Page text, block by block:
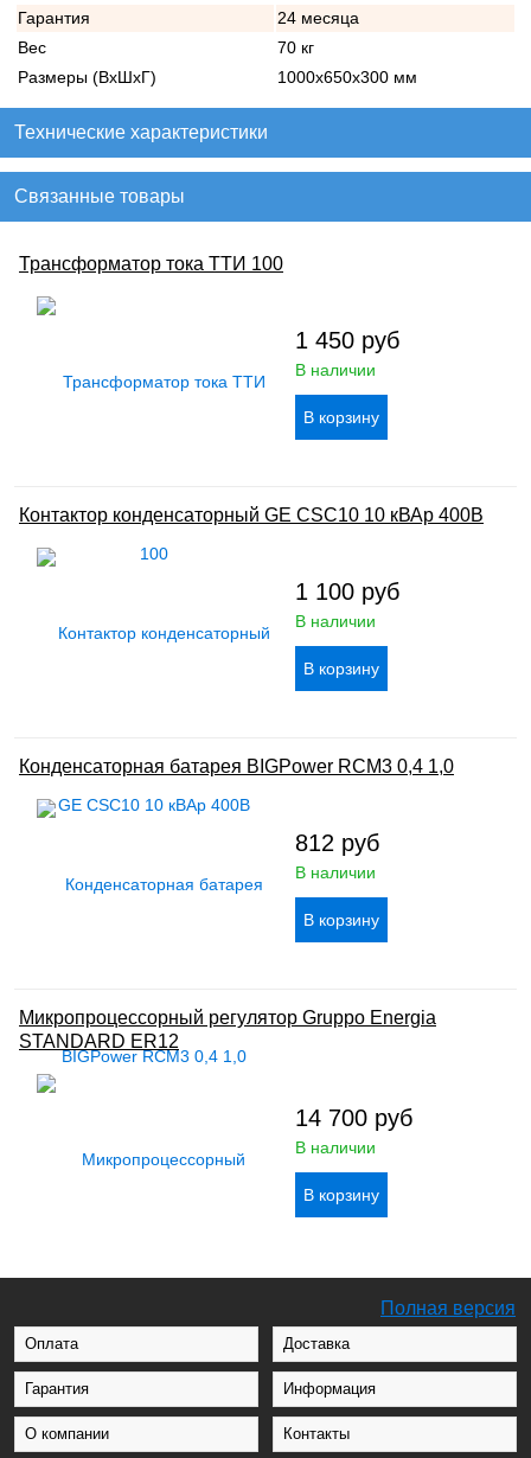
Гарантия
24 месяца
Вес
70 кг
Размеры (ВхШхГ)
1000х650х300 мм
Технические характеристики
Связанные товары
Трансформатор тока ТТИ 100
1 450 руб
В наличии
Контактор конденсаторный GE CSC10 10 кВАр 400В
1 100 руб
В наличии
Конденсаторная батарея BIGPower RCM3 0,4 1,0
812 руб
В наличии
Микропроцессорный регулятор Gruppo Energia
STANDARD ER12
14 700 руб
В наличии
Полная версия
Оплата Доставка
Гарантия Информация
О компании Контакты